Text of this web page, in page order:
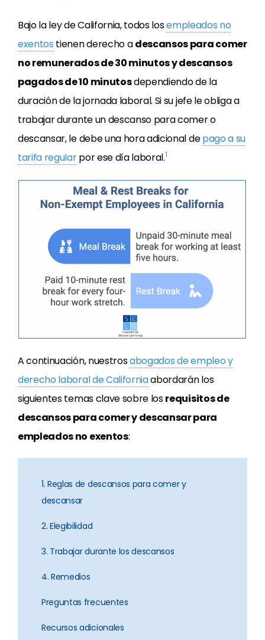
Bajo la ley de California, todos losempleados no
exentos tienen derecho adescansos para comer
no remunerados de 30 minutos y descansos
pagados de 10 minutosdependiendo de la
duración de la jornada laboral. Si su jefe le obliga a
trabajar durante un descanso para comer o
descansar, le debe una hora adicional depago a su
tarifa regularpor ese día laboral.1
A continuación, nuestrosabogados de empleo y
derecho laboral de Californiaabordarán los
siguientes temas clave sobre losrequisitos de
descansos para comer y descansar para
empleados no exentos:
1. Reglas de descansos para comer y
descansar
2. Elegibilidad
3. Trabajar durante los descansos
4. Remedios
Preguntas frecuentes
Recursos adicionales